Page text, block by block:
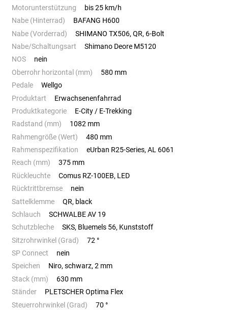
Motorunterstützung
bis 25 km/h
Nabe (Hinterrad)
BAFANG H600
Nabe (Vorderrad)
SHIMANO TX506, QR, 6-Bolt
Nabe/Schaltungsart
Shimano Deore M5120
NOS
nein
Oberrohr horizontal (mm)
580 mm
Pedale
Wellgo
Produktart
Erwachsenenfahrrad
Produktkategorie
E-City / E-Trekking
Radstand (mm)
1082 mm
Rahmengröße (Wert)
480 mm
Rahmenspezifikation
eUrban R25-Series, AL 6061
Reach (mm)
375 mm
Rückleuchte
Comus RZ-100EB, LED
Rücktrittbremse
nein
Sattelklemme
QR, black
Schlauch
SCHWALBE AV 19
Schutzbleche
SKS, Bluemels 56, Kunststoff
Sitzrohrwinkel (Grad)
72 °
SP Connect
nein
Speichen
Niro, schwarz, 2 mm
Stack (mm)
630 mm
Ständer
PLETSCHER Optima Flex
Steuerrohrwinkel (Grad)
70 °